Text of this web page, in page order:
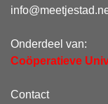
Onderdeel van:
Coöperatieve
Contact